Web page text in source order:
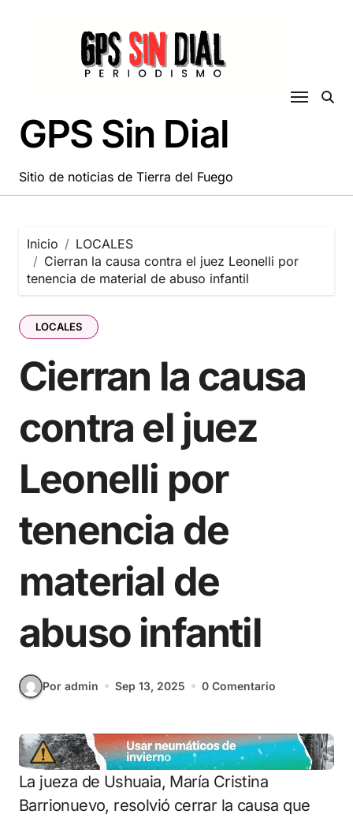
GPS Sin Dial
Sitio de noticias de Tierra del Fuego
Inicio
LOCALES
Cierran la causa contra el juez Leonelli por
tenencia de material de abuso infantil
LOCALES
Cierran la causa
contra el juez
Leonelli por
tenencia de
material de
abuso infantil
Por admin Sep 13, 2025 0 Comentario
La jueza de Ushuaia, María Cristina
Barrionuevo, resolvió cerrar la causa que